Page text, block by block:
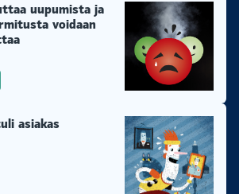
uupumista ja
voidaan
asiakas